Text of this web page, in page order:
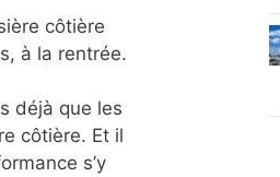
côtière
à la rentrée.
déjà que les
côtière. Et il
s’y